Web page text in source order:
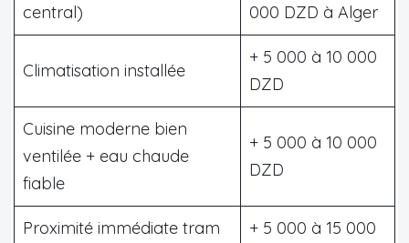
central)
000 DZD à Alger
Climatisation installée
+ 5 000 à 10 000
DZD
Cuisine moderne bien
ventilée + eau chaude
fiable
+ 5 000 à 10 000
DZD
Proximité immédiate tram
+ 5 000 à 15 000